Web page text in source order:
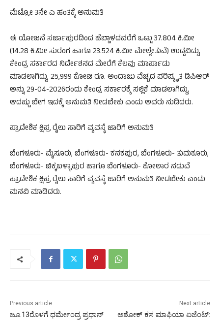
ಮೆಟ್ರೋ 3ನೇ ಎ ಹಂತಕ್ಕೆ ಅನುಮತಿ
ಈ ಯೋಜನೆ ಸರ್ಜಾಪುರದಿಂದ ಹೆಬ್ಬಾಳದವರೆಗೆ ಒಟ್ಟು 37.804 ಕಿ.ಮೀ
(14.28 ಕಿ.ಮೀ ಸುರಂಗ ಹಾಗೂ 23.524 ಕಿ.ಮೀ ಮೇಲ್ಸೇತುವೆ) ಉದ್ದವಿದ್ದು,
ಕೇಂದ್ರ ಸರ್ಕಾರದ ನಿರ್ದೇಶನದ ಮೇರೆಗೆ ಕೆಲವು ಮಾರ್ಪಾಡು
ಮಾಡಲಾಗಿದ್ದು, 25,999 ಕೋಟಿ ರೂ. ಅಂದಾಜು ವೆಚ್ಚದ ಪರಿಷ್ಕೃತ ಡಿಪಿಆರ್
ಅನ್ನು 29-04-2026ರಂದು ಕೇಂದ್ರ ಸರ್ಕಾರಕ್ಕೆ ಸಲ್ಲಿಕೆ ಮಾಡಲಾಗಿದ್ದು,
ಆದಷ್ಟು ಬೇಗ ಇದಕ್ಕೆ ಅನುಮತಿ ನೀಡಬೇಕು ಎಂದು ಅವರು ನುಡಿದರು.
ಪ್ರಾದೇಶಿಕ ಕ್ಷಿಪ್ರ ರೈಲು ಸಾರಿಗೆ ವ್ಯವಸ್ಥೆ ಜಾರಿಗೆ ಅನುಮತಿ
ಬೆಂಗಳೂರು- ಮೈಸೂರು, ಬೆಂಗಳೂರು- ಕನಕಪುರ, ಬೆಂಗಳೂರು- ತುಮಕೂರು,
ಬೆಂಗಳೂರು- ಚಿಕ್ಕಬಳ್ಳಾಪುರ ಹಾಗೂ ಬೆಂಗಳೂರು- ಕೋಲಾರ ನಡುವೆ
ಪ್ರಾದೇಶಿಕ ಕ್ಷಿಪ್ರ ರೈಲು ಸಾರಿಗೆ ವ್ಯವಸ್ಥೆ ಜಾರಿಗೆ ಅನುಮತಿ ನೀಡಬೇಕು ಎಂದು
ಮನವಿ ಮಾಡಿದರು.
Previous article
ಜೂ.13ರೊಳಗೆ ಧರ್ಮೇಂದ್ರ ಪ್ರಧಾನ್
Next article
ಅಶೋಕ್ ಕಸ ಮಾಫಿಯಾ ಏಜೆಂಟ್: